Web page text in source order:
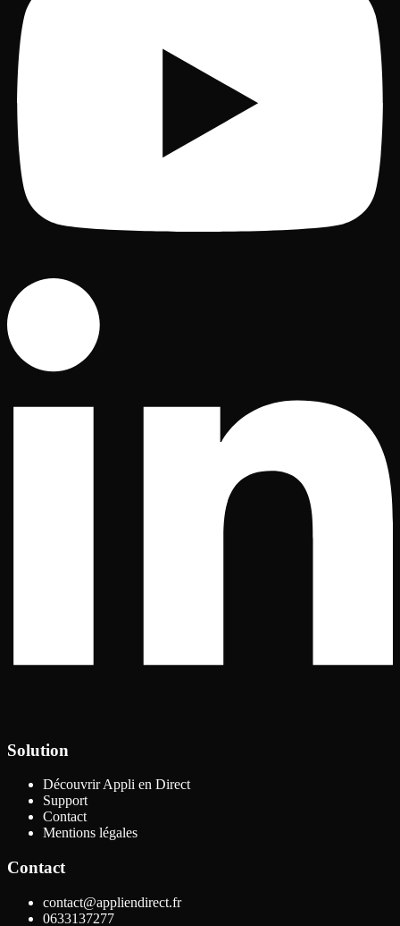
Solution
Découvrir Appli en Direct
Support
Contact
Mentions légales
Contact
contact@appliendirect.fr
0633137277